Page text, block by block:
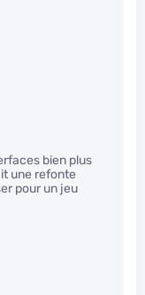
bien plus
une refonte
pour un jeu